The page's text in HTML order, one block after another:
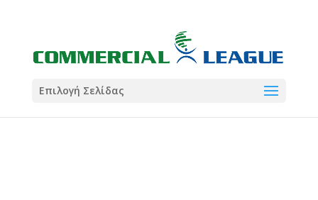
Coral
Σωματείο ΣΟΛ
Coral
5
Επιλογή Σελίδας